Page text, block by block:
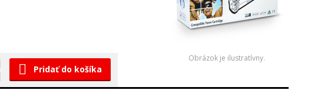
Pridať do košíka
Obrázok je ilustratívny.